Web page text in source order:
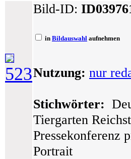
523
Bild-ID:
in Bildauswahl aufnehmen
Nutzung: nur
Stichwörter:
Tiergarten
Pressekonferenz
Portrait